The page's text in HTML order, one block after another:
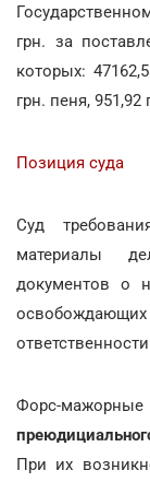
грн. за
которых:
грн. пеня, 951,92
Позиция суда
Суд
материалы
документов о
Форс-
При их